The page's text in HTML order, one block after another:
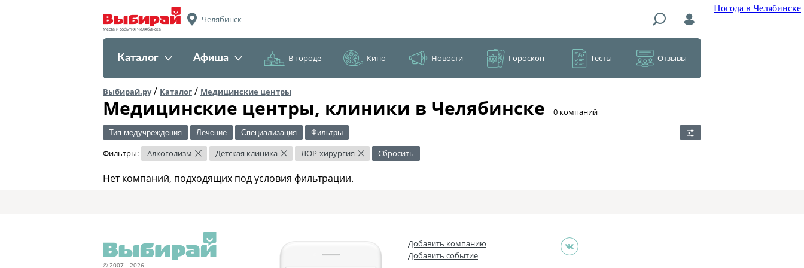
Погода в Челябинске
Места и события Челябинска
Челябинск
Каталог Афиша В городе Кино Новости Гороскоп Тесты Отзывы
Выбирай.ру/ Каталог / Медицинские центры
Медицинские центры, клиники в Челябинске ​0 компаний
Тип медучреждения Лечение Специализация Фильтры
Фильтры: Алкоголизм × Детская клиника × ЛОР-хирургия × Сбросить
Нет компаний, подходящих под условия фильтрации.
© 2007—2026
Добавить компанию
Добавить событие